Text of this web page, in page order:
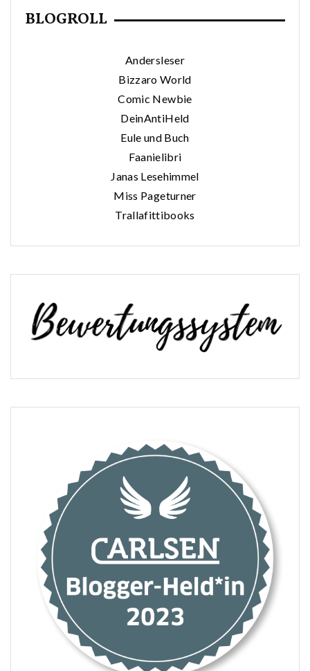
BLOGROLL
Andersleser
Bizzaro World
Comic Newbie
DeinAntiHeld
Eule und Buch
Faanielibri
Janas Lesehimmel
Miss Pageturner
Trallafittibooks